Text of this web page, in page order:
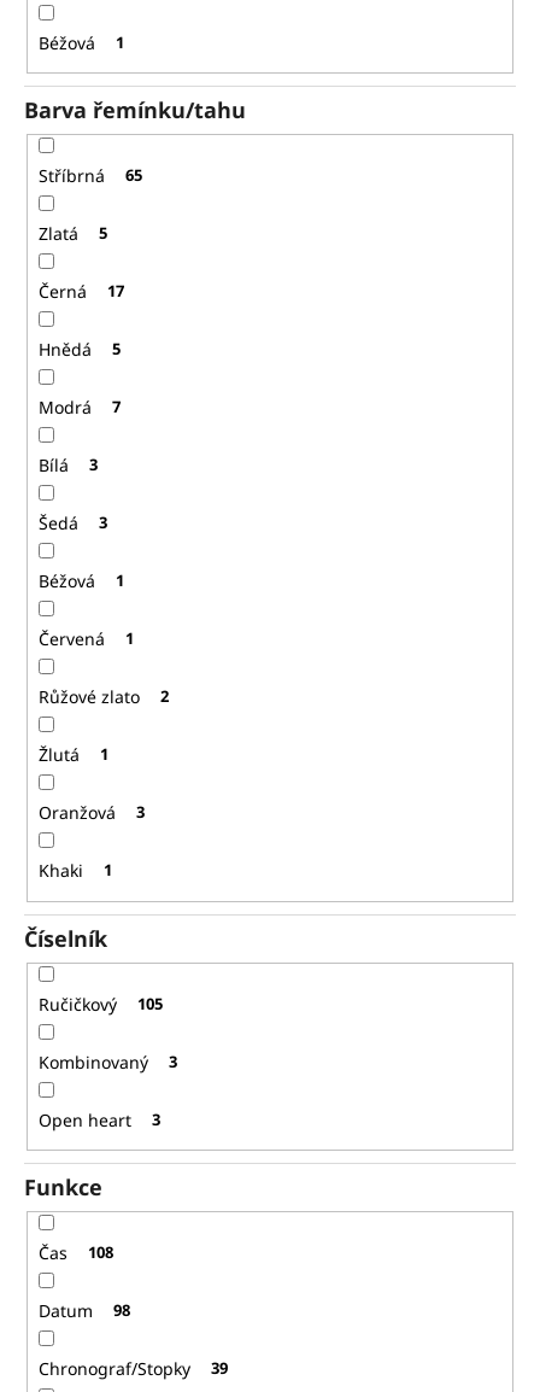
Béžová 1
Barva řemínku/tahu
Stříbrná 65
Zlatá 5
Černá 17
Hnědá 5
Modrá 7
Bílá 3
Šedá 3
Béžová 1
Červená 1
Růžové zlato 2
Žlutá 1
Oranžová 3
Khaki 1
Číselník
Ručičkový 105
Kombinovaný 3
Open heart 3
Funkce
Čas 108
Datum 98
Chronograf/Stopky 39